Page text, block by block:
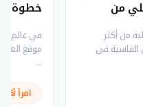
من
من أكثر
القاسية في
خطوة
في عالم
موقع
...
اقرأ أكثر